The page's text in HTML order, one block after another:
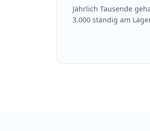
Jährlich Tausende
3.000 ständig am